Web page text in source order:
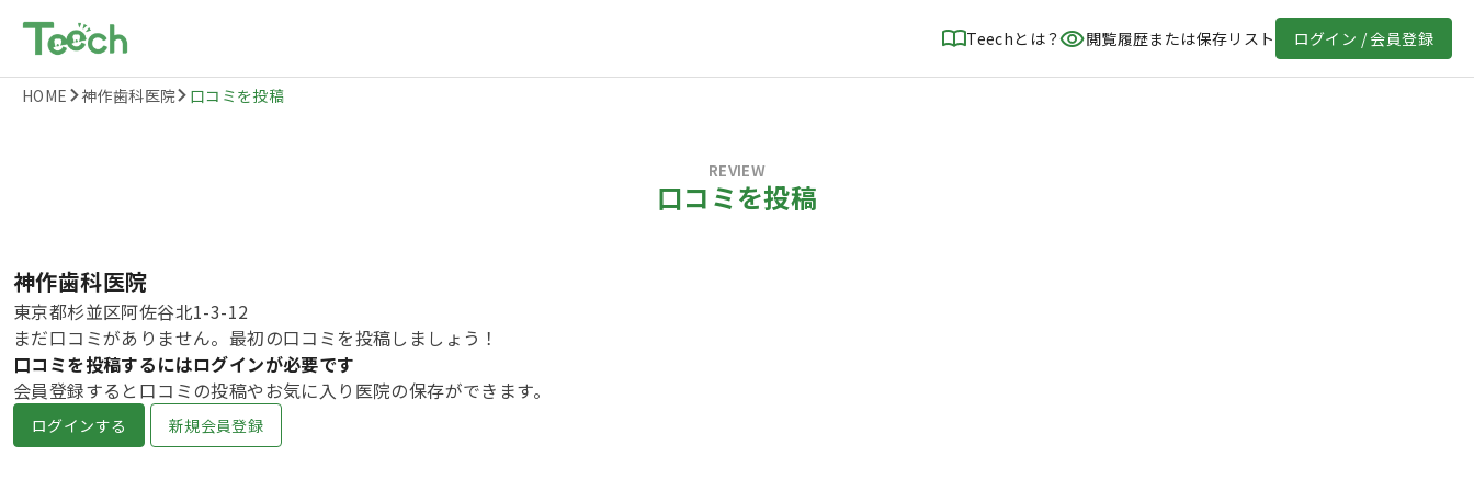
Teechとは？ 閲覧履歴または保存リスト ログイン / 会員登録
HOME 神作歯科医院 口コミを投稿
REVIEW
口コミを投稿
神作歯科医院
東京都杉並区阿佐谷北1-3-12
まだ口コミがありません。最初の口コミを投稿しましょう！
口コミを投稿するにはログインが必要です
会員登録すると口コミの投稿やお気に入り医院の保存ができます。
ログインする 新規会員登録